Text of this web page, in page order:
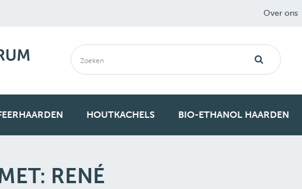
Over ons
HOUTKACHELS BIO-ETHANOL HAARDEN
RENÉ